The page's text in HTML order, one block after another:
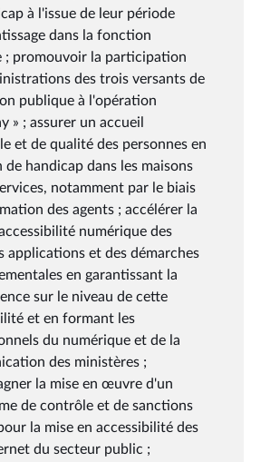
à l'issue de leur période
dans la fonction
; promouvoir la participation
des trois versants de
publique à l'opération
» ; assurer un accueil
et de qualité des personnes en
handicap dans les maisons
notamment par le biais
des agents ; accélérer la
numérique des
applications et des démarches
en garantissant la
sur le niveau de cette
et en formant les
du numérique et de la
des ministères ;
la mise en œuvre d'un
de contrôle et de sanctions
la mise en accessibilité des
du secteur public ;